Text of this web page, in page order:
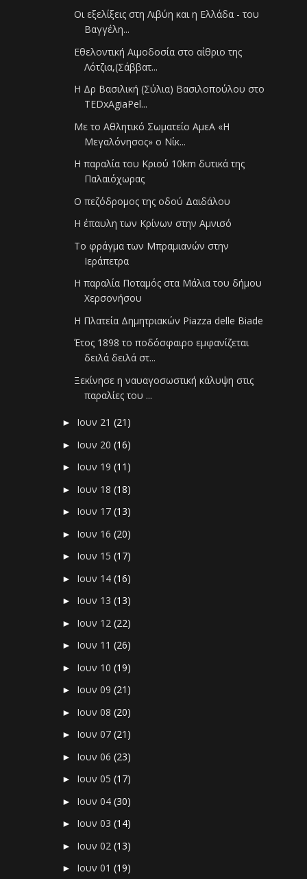
Οι εξελίξεις στη Λιβύη και η Ελλάδα - του
Βαγγέλη...
Εθελοντική Αιμοδοσία στο αίθριο της
Λότζια,(Σάββατ...
Η Δρ Βασιλική (Σύλια) Βασιλοπούλου στο
TEDxAgiaPel...
Με το Αθλητικό Σωματείο ΑμεΑ «Η
Μεγαλόνησος» ο Νίκ...
Η παραλία του Κριού 10km δυτικά της
Παλαιόχωρας
Ο πεζόδρομος της οδού Δαιδάλου
Η έπαυλη των Κρίνων στην Αμνισό
Το φράγμα των Μπραμιανών στην
Ιεράπετρα
Η παραλία Ποταμός στα Μάλια του δήμου
Χερσονήσου
Η Πλατεία Δημητριακών Piazza delle Biade
Έτος 1898 το ποδόσφαιρο εμφανίζεται
δειλά δειλά στ...
Ξεκίνησε η ναυαγοσωστική κάλυψη στις
παραλίες του ...
► Ιουν 21(21)
► Ιουν 20(16)
► Ιουν 19(11)
► Ιουν 18(18)
► Ιουν 17(13)
► Ιουν 16(20)
► Ιουν 15(17)
► Ιουν 14(16)
► Ιουν 13(13)
► Ιουν 12(22)
► Ιουν 11(26)
► Ιουν 10(19)
► Ιουν 09(21)
► Ιουν 08(20)
► Ιουν 07(21)
► Ιουν 06(23)
► Ιουν 05(17)
► Ιουν 04(30)
► Ιουν 03(14)
► Ιουν 02(13)
► Ιουν 01(19)